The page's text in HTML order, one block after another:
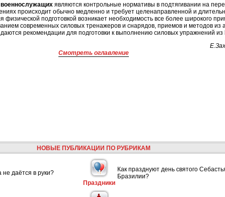
военнослужащих являются контрольные нормативы в подтягивании на
происходит обычно медленно и требует целенаправленной и
физической подготовкой возникает необходимость все более широкого
современных силовых тренажеров и снарядов, приемов и методов из
рекомендации для подготовки к выполнению силовых упражнений
Смотреть оглавление
НОВЫЕ ПУБЛИКАЦИИ ПО РУБРИКАМ
даётся в руки?
Праздники
Как празднуют день святого
Бразилии?